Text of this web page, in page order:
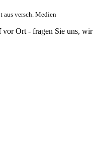
aus versch. Medien
vor Ort - fragen Sie uns, wir